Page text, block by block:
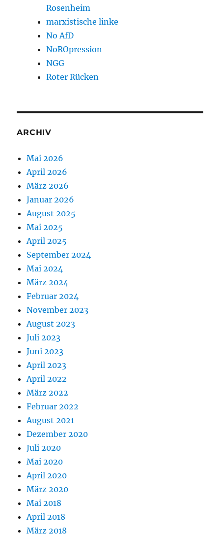
Rosenheim
marxistische linke
No AfD
NoROpression
NGG
Roter Rücken
ARCHIV
Mai 2026
April 2026
März 2026
Januar 2026
August 2025
Mai 2025
April 2025
September 2024
Mai 2024
März 2024
Februar 2024
November 2023
August 2023
Juli 2023
Juni 2023
April 2023
April 2022
März 2022
Februar 2022
August 2021
Dezember 2020
Juli 2020
Mai 2020
April 2020
März 2020
Mai 2018
April 2018
März 2018